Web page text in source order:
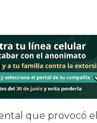
que provocó el